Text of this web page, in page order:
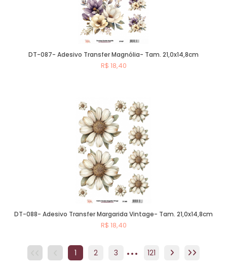
DT-087- Adesivo Transfer Magnólia- Tam. 21,0x14,8cm
R$ 18,40
DT-088- Adesivo Transfer Margarida Vintage- Tam. 21,0x14,8cm
R$ 18,40
Comprar
1 2 3 4 5 7
... 121